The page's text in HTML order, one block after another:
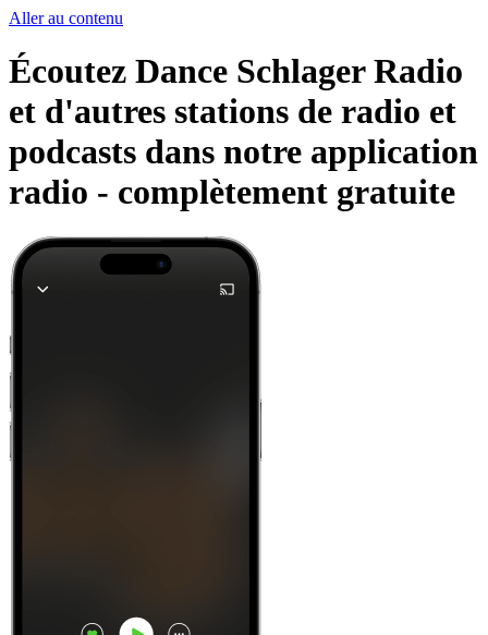
Aller au contenu
Écoutez Dance Schlager Radio
et d'autres stations de radio et
podcasts dans notre application
radio - complètement gratuite